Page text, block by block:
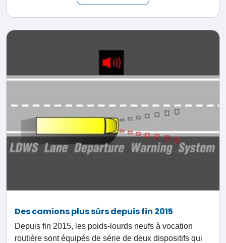
Des camions plus sûrs depuis fin 2015
Depuis fin 2015, les poids-lourds neufs à vocation
routière sont équipés de série de deux dispositifs qui